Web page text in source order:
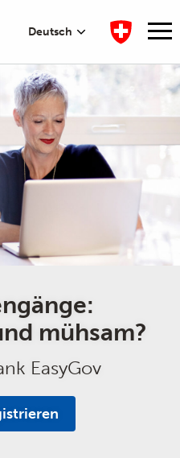
Deutsch
mühsam?
EasyGov